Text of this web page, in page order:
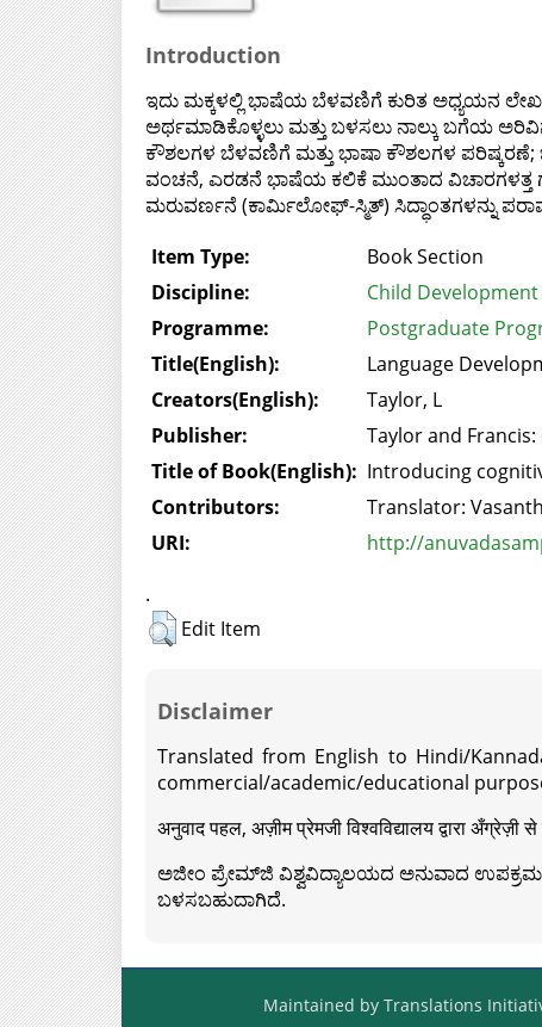
Introduction
ಇದು ಮಕ್ಕಳಲ್ಲಿ ಭಾಷೆಯ ಬೆಳವಣಿಗೆ ಕುರಿತ ಅಧ್ಯಯನ
ಅರ್ಥಮಾಡಿಕೊಳ್ಳಲು ಮತ್ತು ಬಳಸಲು ನಾಲ್ಕು ಬಗೆಯ
ಕೌಶಲಗಳ ಬೆಳವಣಿಗೆ ಮತ್ತು ಭಾಷಾ ಕೌಶಲಗಳ ಪರಿಷ್ಕರಣೆ;
ವಂಚನೆ, ಎರಡನೆ ಭಾಷೆಯ ಕಲಿಕೆ ಮುಂತಾದ ವಿಚಾರಗಳತ್ತ
ಮರುವರ್ಣನೆ (ಕಾರ್ಮಿಲೋಫ್-ಸ್ಮಿತ್) ಸಿದ್ಧಾಂತಗಳನ್ನು
Item Type:
Book Section
Discipline:
Child
Programme:
Postgraduate
Title(English):
Language
Creators(English):
Taylor, L
Publisher:
Taylor and
Title of Book(English): Introducing
Contributors:
Translator:
URI:
http://
.
Edit Item
Disclaimer
Translated from English to Hindi/
commercial/academic/educational
अनुवाद पहल, अज़ीम प्रेमजी विश्वविद्यालय द्वारा
ಅಜೀಂ ಪ್ರೇಮ್‍ಜಿ ವಿಶ್ವವಿದ್ಯಾಲಯದ ಅನುವಾದ ಉಪಕ್ರಮದ
ಬಳಸಬಹುದಾಗಿದೆ.
Maintained by Translations